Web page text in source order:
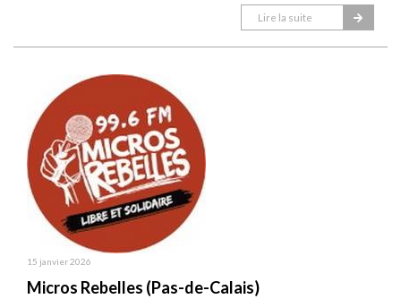
Lire la suite
15 janvier 2026
Micros Rebelles (Pas-de-Calais)